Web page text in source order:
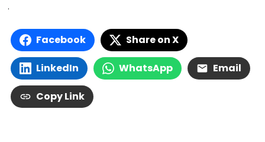
.
Facebook Share on X
LinkedIn WhatsApp Email
Copy Link